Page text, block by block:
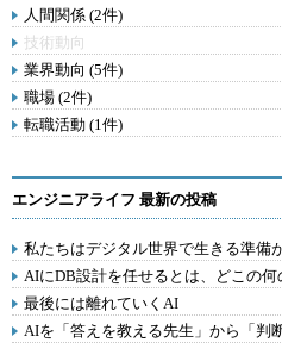
人間関係 (2件)
技術動向
業界動向 (5件)
職場 (2件)
転職活動 (1件)
エンジニアライフ 最新の投稿
私たちはデジタル世界で生きる準備
AIにDB設計を任せるとは、どこの何
最後には離れていくAI
AIを「答えを教える先生」から「判